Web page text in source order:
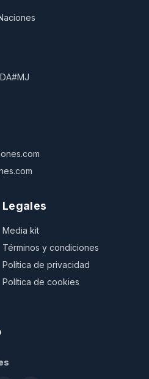
Legales
Media kit
Términos y condiciones
Política de privacidad
Política de cookies